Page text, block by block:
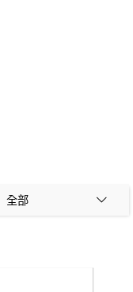
全部